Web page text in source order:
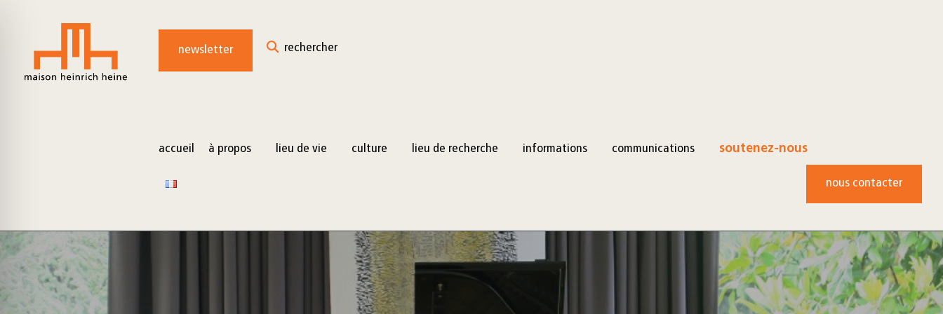
content
newsletter rechercher
accueil à propos lieu de vie culture lieu de recherche informations communications soutenez-nous
nous contacter